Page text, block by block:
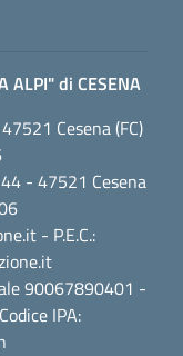
ALPI" di CESENA
Cesena (FC)
- 47521 Cesena
- P.E.C.:
90067890401 -
IPA: